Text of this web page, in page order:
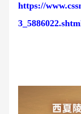
https://